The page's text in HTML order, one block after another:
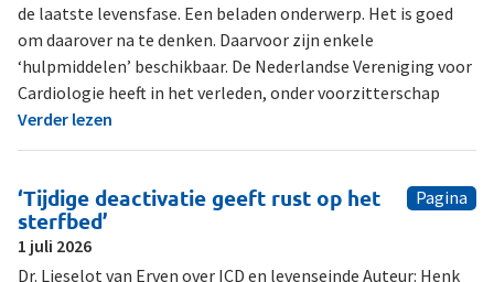
de laatste levensfase. Een beladen onderwerp. Het is goed
om daarover na te denken. Daarvoor zijn enkele
‘hulpmiddelen’ beschikbaar. De Nederlandse Vereniging voor
Cardiologie heeft in het verleden, onder voorzitterschap
Verder lezen
Pagina
‘Tijdige deactivatie geeft rust op het
sterfbed’
1 juli 2026
Dr. Lieselot van Erven over ICD en levenseinde Auteur: Henk